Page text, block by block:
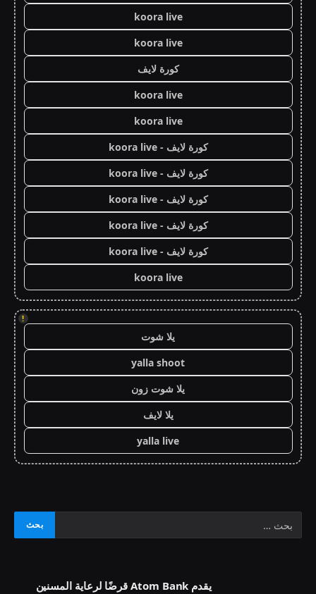
koora live
koora live
كورة لايف
koora live
koora live
كورة لايف - koora live
كورة لايف - koora live
كورة لايف - koora live
كورة لايف - koora live
كورة لايف - koora live
koora live
!
يلا شوت
yalla shoot
يلا شوت زون
يلا لايف
yalla live
يقدم Atom Bank قرضًا لرعاية المسنين